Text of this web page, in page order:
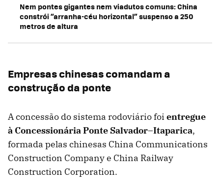
Nem pontes gigantes nem viadutos comuns: China
constrói “arranha-céu horizontal” suspenso a 250
metros de altura
Empresas chinesas comandam a
construção da ponte
A concessão do sistema rodoviário foi entregue
à Concessionária Ponte Salvador–Itaparica,
formada pelas chinesas China Communications
Construction Company e China Railway
Construction Corporation.